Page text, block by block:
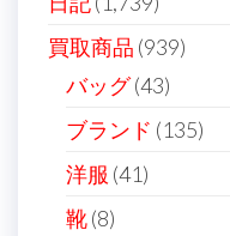
買取商品 (939)
バッグ(43)
ブランド (135)
洋服 (41)
靴(8)